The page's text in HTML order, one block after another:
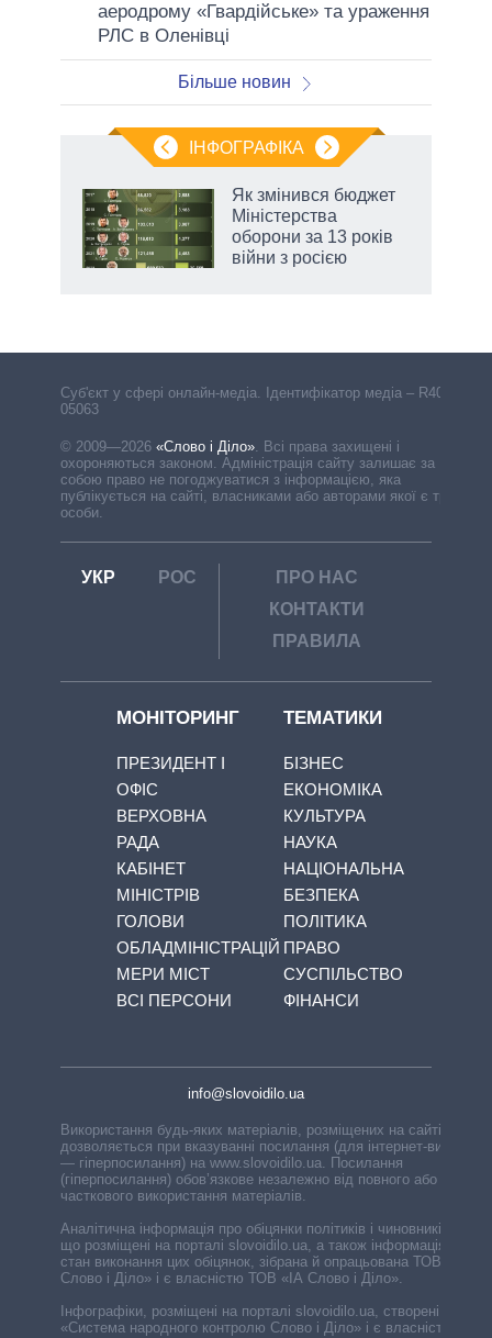
аеродрому «Гвардійське» та ураження
РЛС в Оленівці
Більше новин
ІНФОГРАФІКА
Як змінився бюджет
Міністерства
оборони за 13 років
війни з росією
Cуб'єкт у сфері онлайн-медіа. Ідентифікатор медіа – R40-
05063
© 2009—2026 «Слово і Діло». Всі права захищені і
охороняються законом. Адміністрація сайту залишає за
собою право не погоджуватися з інформацією, яка
публікується на сайті, власниками або авторами якої є треті
особи.
УКР РОС
ПРО НАС
КОНТАКТИ
ПРАВИЛА
МОНІТОРИНГ
ПРЕЗИДЕНТ І
ОФІС
ВЕРХОВНА
РАДА
КАБІНЕТ
МІНІСТРІВ
ГОЛОВИ
ОБЛАДМІНІСТРАЦІЙ
МЕРИ МІСТ
ВСІ ПЕРСОНИ
ТЕМАТИКИ
БІЗНЕС
ЕКОНОМІКА
КУЛЬТУРА
НАУКА
НАЦІОНАЛЬНА
БЕЗПЕКА
ПОЛІТИКА
ПРАВО
СУСПІЛЬСТВО
ФІНАНСИ
info@slovoidilo.ua
Використання будь-яких матеріалів, розміщених на сайті,
дозволяється при вказуванні посилання (для інтернет-видань
— гіперпосилання) на www.slovoidilo.ua. Посилання
(гіперпосилання) обов’язкове незалежно від повного або
часткового використання матеріалів.
Аналітична інформація про обіцянки політиків і чиновників,
що розміщені на порталі slovoidilo.ua, а також інформація про
стан виконання цих обіцянок, зібрана й опрацьована ТОВ «ІА
Слово і Діло» і є власністю ТОВ «ІА Слово і Діло».
Інфографіки, розміщені на порталі slovoidilo.ua, створені ГО
«Система народного контролю Слово і Діло» і є власністю